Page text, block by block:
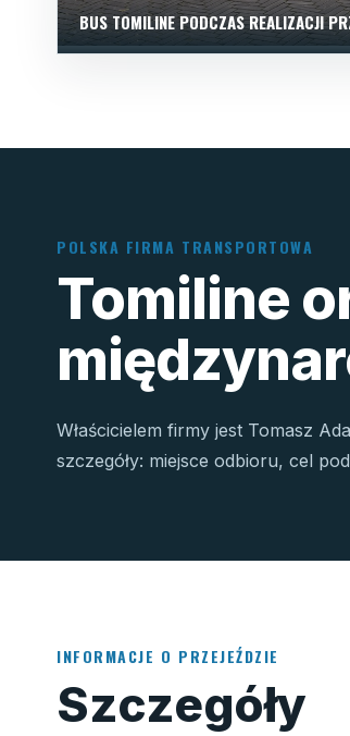
BUS TOMILINE PODCZAS REALIZACJI
POLSKA FIRMA TRANSPORTOWA
Tomiline
Właścicielem firmy jest Tomasz
szczegóły: miejsce odbioru, cel
INFORMACJE O PRZEJEŹDZIE
Szczegóły